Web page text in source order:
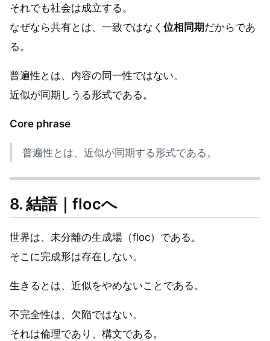
それでも社会は成立する。
なぜなら共有とは、一致ではなく 位相同期だからであ
る。
普遍性とは、内容の同一性ではない。
近似が同期しうる形式である。
Core phrase
普遍性とは、近似が同期する形式である。
8. 結語｜flocへ
世界は、未分離の生成場（floc）である。
そこに完成形は存在しない。
生きるとは、近似をやめないことである。
不完全性は、欠陥ではない。
それは倫理であり、構文である。